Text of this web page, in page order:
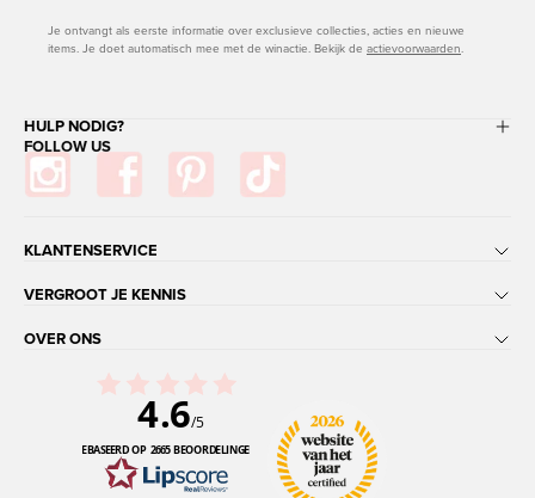
Je ontvangt als eerste informatie over exclusieve collecties, acties en nieuwe
items. Je doet automatisch mee met de winactie. Bekijk de actievoorwaarden.
HULP NODIG?
FOLLOW US
KLANTENSERVICE
VERGROOT JE KENNIS
OVER ONS
4.6/5
GEBASEERD OP 2665 BEOORDELINGEN